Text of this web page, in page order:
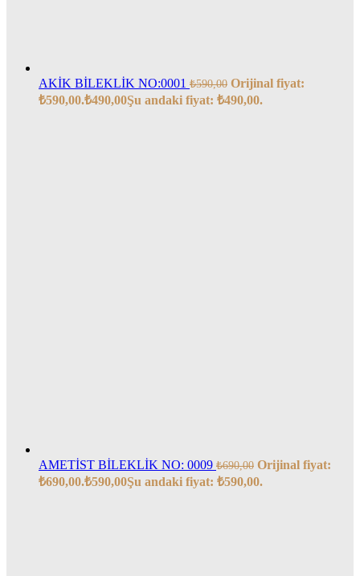
AKİK BİLEKLİK NO:0001 ₺590,00 Orijinal fiyat:
₺590,00.₺490,00Şu andaki fiyat: ₺490,00.
AMETİST BİLEKLİK NO: 0009 ₺690,00 Orijinal fiyat:
₺690,00.₺590,00Şu andaki fiyat: ₺590,00.